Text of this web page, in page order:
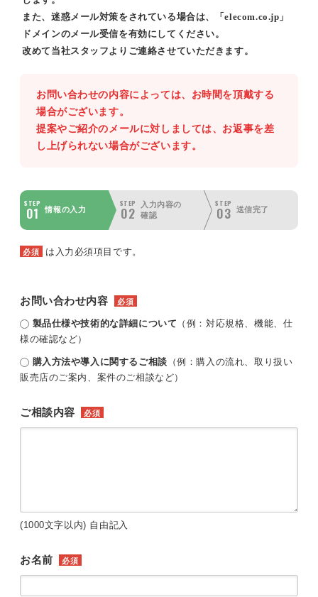
また、迷惑メール対策をされている場合は、「elecom.co.jp」
ドメインのメール受信を有効にしてください。
改めて当社スタッフよりご連絡させていただきます。
お問い合わせの内容によっては、お時間を頂戴する
場合がございます。
提案やご紹介のメールに対しましては、お返事を差
し上げられない場合がございます。
STEP
01 情報の入力
STEP
02
入力内容の
確認
STEP
03 送信完了
必須 は入力必須項目です。
お問い合わせ内容 必須
製品仕様や技術的な詳細について （例：対応規格、機能、仕
様の確認など）
購入方法や導入に関するご相談 （例：購入の流れ、取り扱い
販売店のご案内、案件のご相談など）
ご相談内容 必須
(1000文字以内) 自由記入
お名前 必須